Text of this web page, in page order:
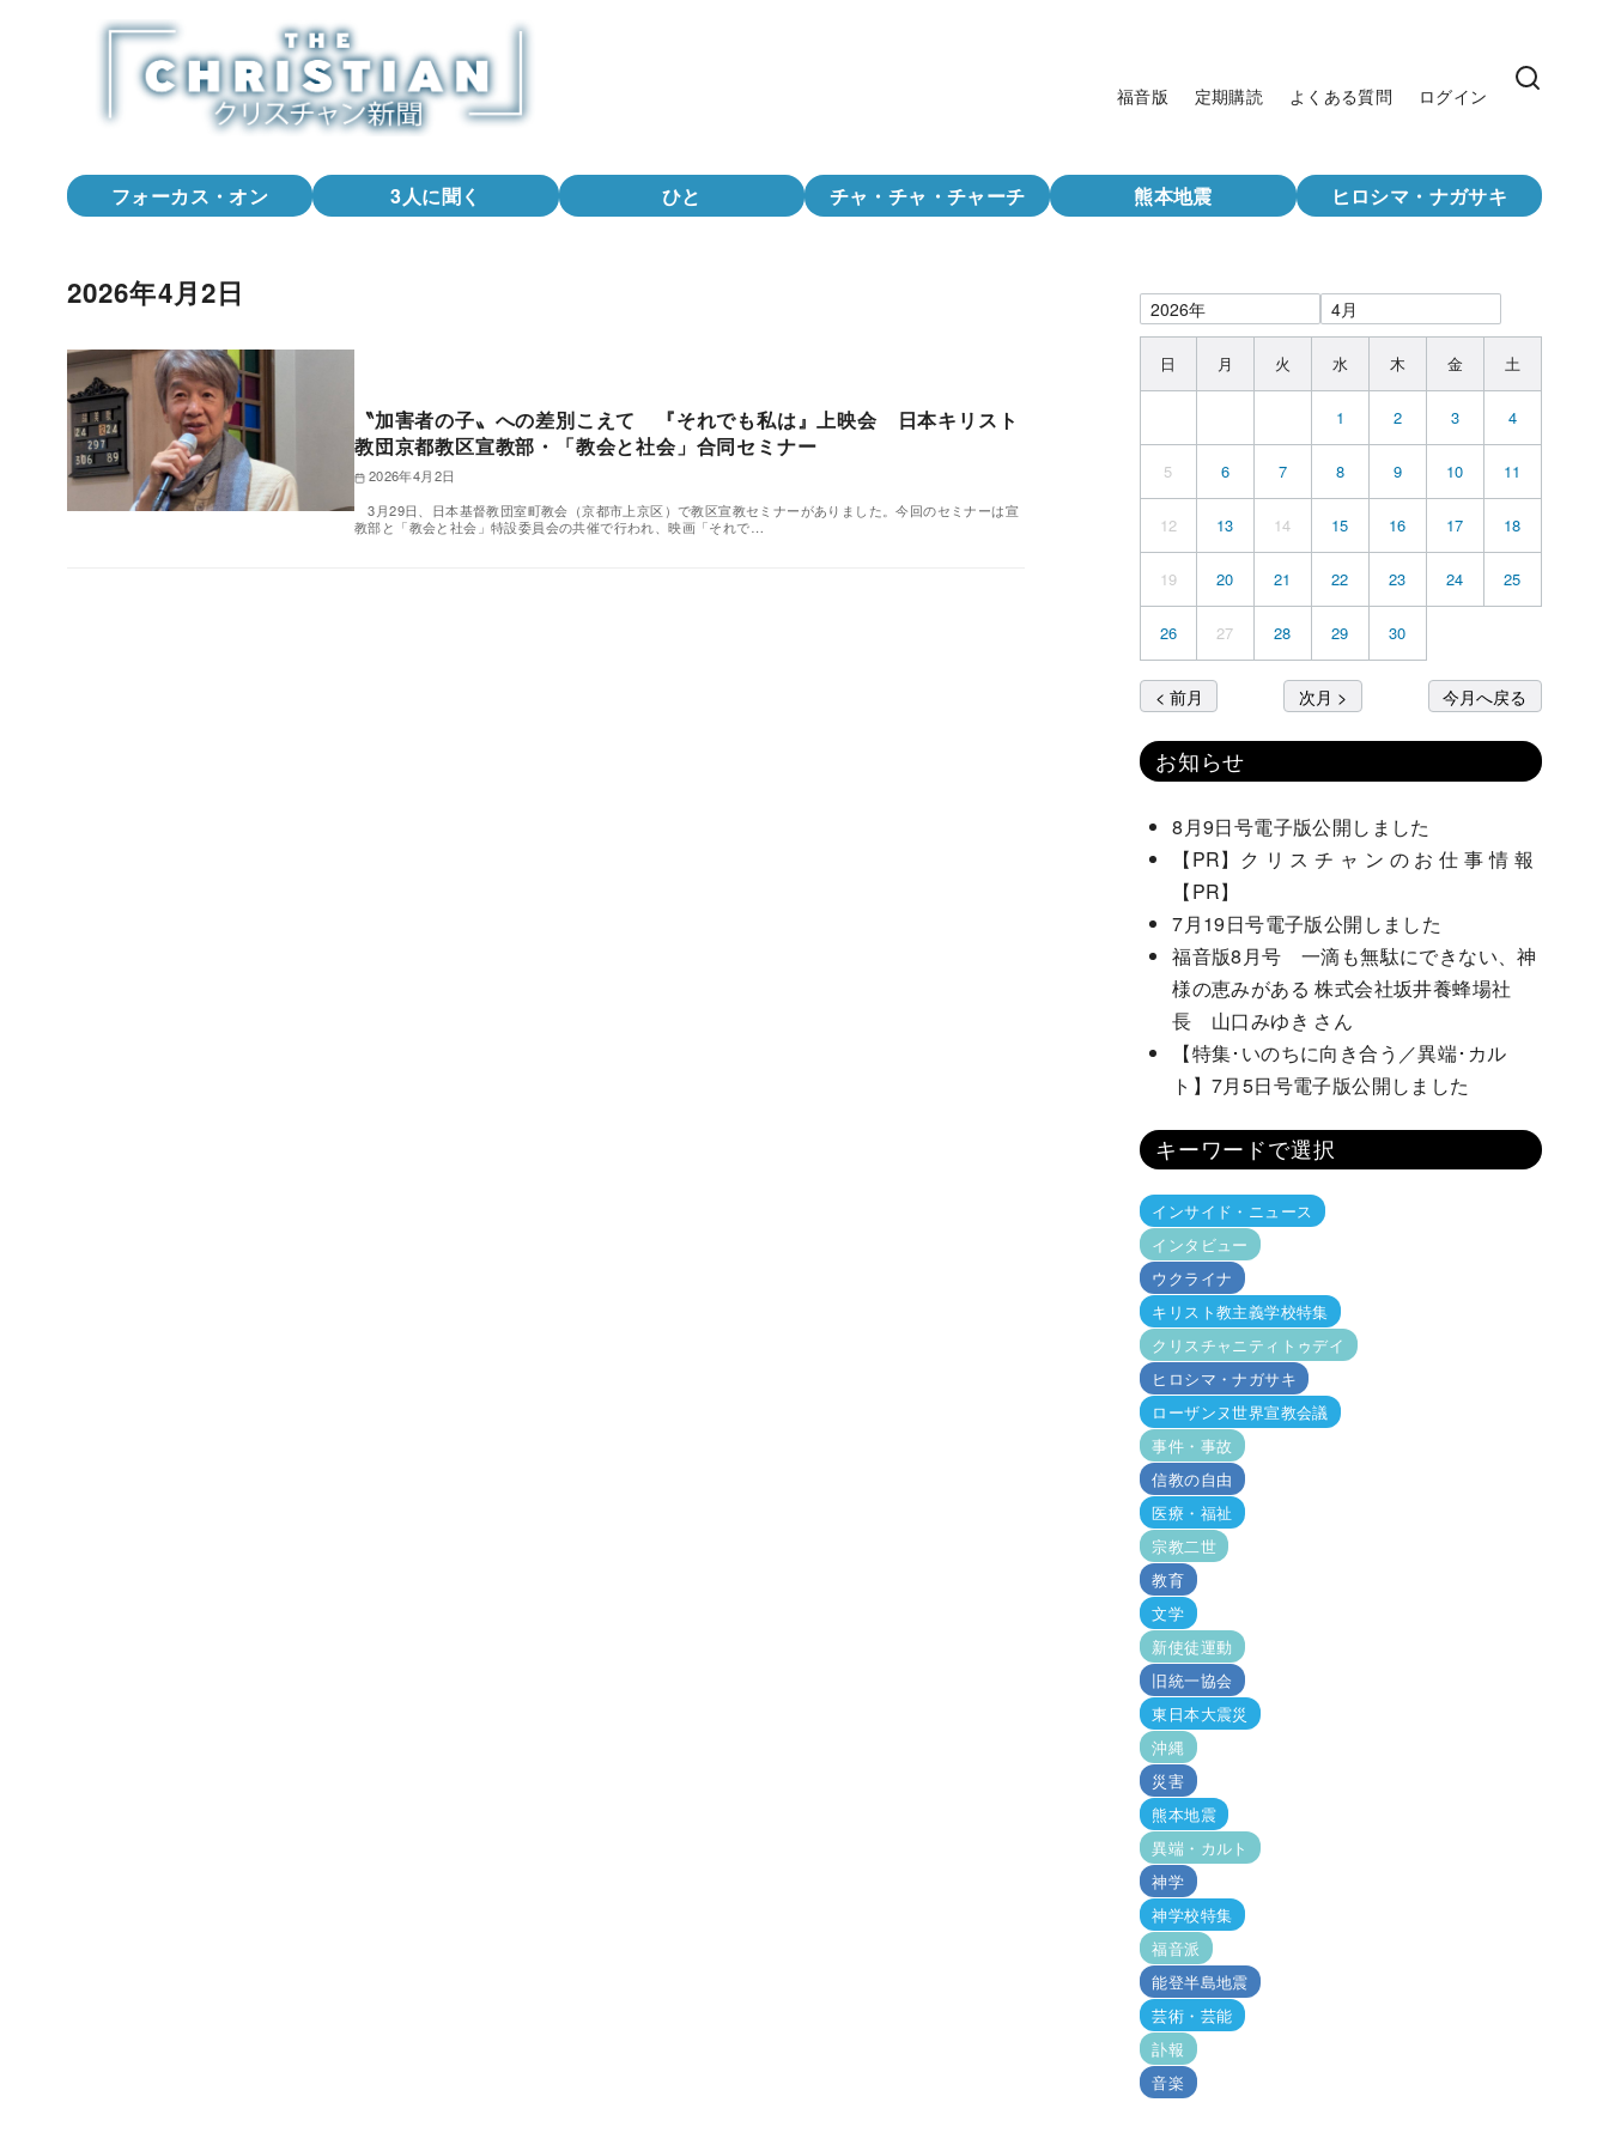
福音版 定期購読 よくある質問 ログイン
フォーカス・オン 3人に聞く ひと チャ・チャ・チャーチ 熊本地震 ヒロシマ・ナガサキ
2026年4月2日
〝加害者の子〟への差別こえて 『それでも私は』上映会 日本キリスト
教団京都教区宣教部・「教会と社会」合同セミナー
2026年4月2日
3月29日、日本基督教団室町教会（京都市上京区）で教区宣教セミナーがありました。今回のセミナーは宣
教部と「教会と社会」特設委員会の共催で行われ、映画「それで…
日 月 火 水 木 金 土
1 2 3 4
5 6 7 8 9 10 11
12 13 14 15 16 17 18
19 20 21 22 23 24 25
26 27 28 29 30
< 前月 次月 > 今月へ戻る
お知らせ
8月9日号電子版公開しました
【PR】ク リ ス チ ャ ン の お 仕 事 情 報
【PR】
7月19日号電子版公開しました
福音版8月号 一滴も無駄にできない、神
様の恵みがある 株式会社坂井養蜂場社
長 山口みゆき さん
【特集･いのちに向き合う／異端･カル
ト】7月5日号電子版公開しました
キーワードで選択
インサイド・ニュース
インタビュー
ウクライナ
キリスト教主義学校特集
クリスチャニティトゥデイ
ヒロシマ・ナガサキ
ローザンヌ世界宣教会議
事件・事故
信教の自由
医療・福祉
宗教二世
教育
文学
新使徒運動
旧統一協会
東日本大震災
沖縄
災害
熊本地震
異端・カルト
神学
神学校特集
福音派
能登半島地震
芸術・芸能
訃報
音楽